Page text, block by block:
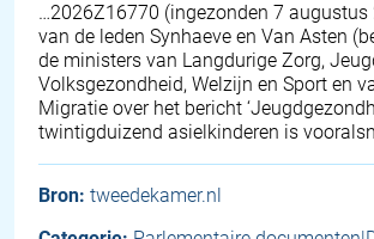
… 2026Z16770 (ingezonden 7 augustus
van de leden Synhaeve en Van Asten
de ministers van Langdurige Zorg,
Volksgezondheid, Welzijn en Sport en
Migratie over het bericht
twintigduizend asielkinderen is
Bron: tweedekamer.nl